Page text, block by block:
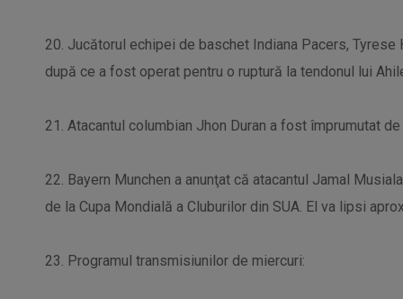
20. Jucătorul echipei de baschet Indiana Pacers, Tyrese
după ce a fost operat pentru o ruptură la tendonul lui
21. Atacantul columbian Jhon Duran a fost împrumutat
22. Bayern Munchen a anunţat că atacantul Jamal
de la Cupa Mondială a Cluburilor din SUA. El va lipsi
23. Programul transmisiunilor de miercuri: